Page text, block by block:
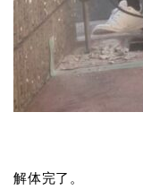
解体完了。